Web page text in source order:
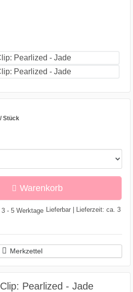
/ Stück
Warenkorb
Lieferbar | Lieferzeit: ca. 3
Merkzettel
Pearlized - Jade